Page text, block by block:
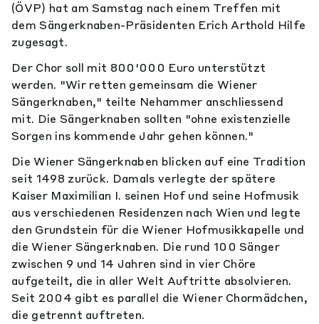
(ÖVP) hat am Samstag nach einem Treffen mit
dem Sängerknaben-Präsidenten Erich Arthold Hilfe
zugesagt.
Der Chor soll mit 800'000 Euro unterstützt
werden. "Wir retten gemeinsam die Wiener
Sängerknaben," teilte Nehammer anschliessend
mit. Die Sängerknaben sollten "ohne existenzielle
Sorgen ins kommende Jahr gehen können."
Die Wiener Sängerknaben blicken auf eine Tradition
seit 1498 zurück. Damals verlegte der spätere
Kaiser Maximilian I. seinen Hof und seine Hofmusik
aus verschiedenen Residenzen nach Wien und legte
den Grundstein für die Wiener Hofmusikkapelle und
die Wiener Sängerknaben. Die rund 100 Sänger
zwischen 9 und 14 Jahren sind in vier Chöre
aufgeteilt, die in aller Welt Auftritte absolvieren.
Seit 2004 gibt es parallel die Wiener Chormädchen,
die getrennt auftreten.